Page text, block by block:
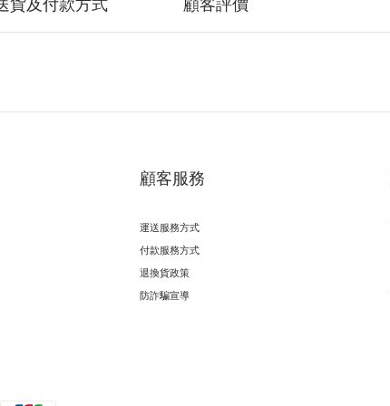
顧客服務
運送服務方式
付款服務方式
退換貨政策
防詐騙宣導